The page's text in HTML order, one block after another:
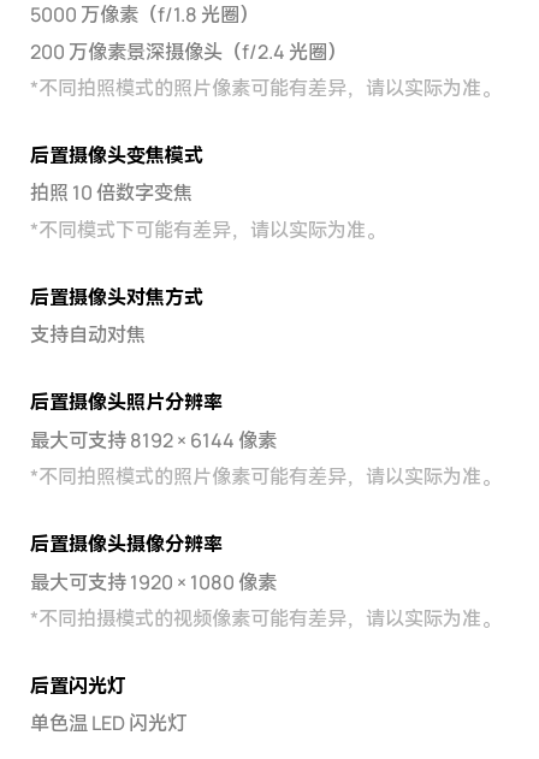
5000 万像素（f/1.8 光圈）
200 万像素景深摄像头（f/2.4 光圈）
*不同拍照模式的照片像素可能有差异，请以实际为准。
后置摄像头变焦模式
拍照 10 倍数字变焦
*不同模式下可能有差异，请以实际为准。
后置摄像头对焦方式
支持自动对焦
后置摄像头照片分辨率
最大可支持 8192 × 6144 像素
*不同拍照模式的照片像素可能有差异，请以实际为准。
后置摄像头摄像分辨率
最大可支持 1920 × 1080 像素
*不同拍摄模式的视频像素可能有差异，请以实际为准。
后置闪光灯
单色温 LED 闪光灯